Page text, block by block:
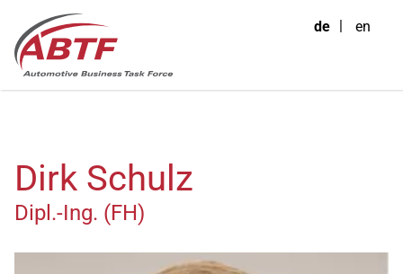
de en
Dirk Schulz
Dipl.-Ing. (FH)